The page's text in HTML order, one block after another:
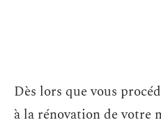
Dès lors que vous
à la rénovation de votre